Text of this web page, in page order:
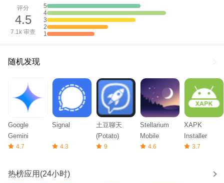
评分
4.5
7.1k 审查
5
4
3
2
1
随机发现
Google
Gemini
4.7
Signal
4.3
土豆聊天
(Potato)
9
Stellarium
Mobile
4.6
XAPK
Installer
3.7
热榜应用(24小时)